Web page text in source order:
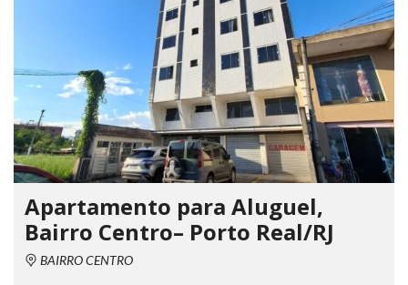
Apartamento para Aluguel,
Bairro Centro– Porto Real/RJ
BAIRRO CENTRO